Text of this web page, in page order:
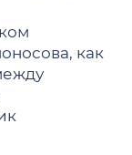
как